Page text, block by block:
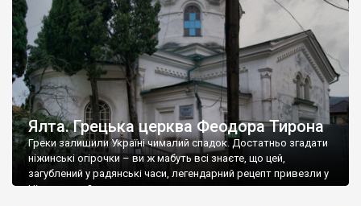
Ялта. Грецька церква Феодора Тирона
Греки залишили Україні чималий спадок. Достатньо згадати
ніжинські огірочки – ви ж мабуть всі знаєте, що цей,
загублений у радянські часи, легендарний рецепт привезли у
Ніжин греки?